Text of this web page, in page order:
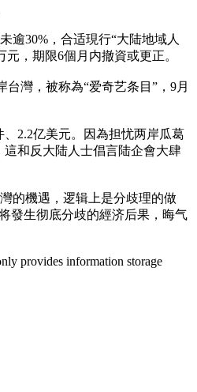
逾30%，合适現行“大陆地域人
，期限6個月内撤資或更正。
灣，被称為“爱奇艺条目”，9月
2.2亿美元。因為担忧两岸瓜葛
和反大陆人士倡言陆企會大肆
的機遇，逻辑上是分歧理的做
發生彻底分歧的經济后果，晦气
provides information storage